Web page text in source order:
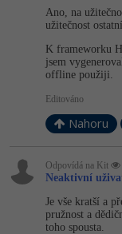
Ano, na
užitečnost
K frameworku
jsem
offline použiji.
Editováno
Nahoru
Odpovídá na Kit
Neaktivní
Je vše kratší a
pružnost a
toho spousta.